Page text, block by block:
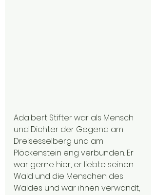
Adalbert Stifter war als Mensch
und Dichter der Gegend am
Dreisesselberg und am
Plöckenstein eng verbunden. Er
war gerne hier, er liebte seinen
Wald und die Menschen des
Waldes und war ihnen verwandt,